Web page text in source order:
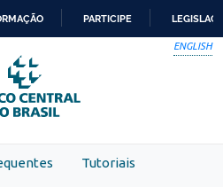
PARA
O
CONTEÚDO
PARTICIPE
ENGLISH
Tutoriais